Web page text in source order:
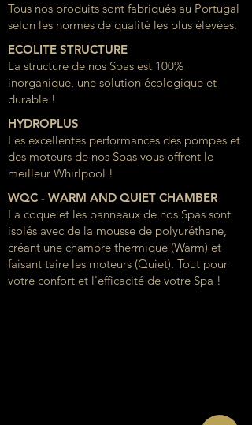
Tous nos produits sont fabriqués au Portugal
selon les normes de qualité les plus élevées.
ECOLITE STRUCTURE
La structure de nos Spas est 100%
inorganique, une solution écologique et
durable !
HYDROPLUS
Les excellentes performances des pompes et
des moteurs de nos Spas vous offrent le
meilleur Whirlpool !
WQC - WARM AND QUIET CHAMBER
La coque et les panneaux de nos Spas sont
isolés avec de la mousse de polyuréthane,
créant une chambre thermique (Warm) et
faisant taire les moteurs (Quiet). Tout pour
votre confort et l'efficacité de votre Spa !